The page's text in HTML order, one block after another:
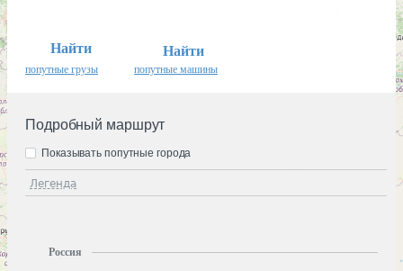
Найти
попутные грузы
Найти
попутные машины
Подробный маршрут
Легенда
Показывать попутные города
Россия